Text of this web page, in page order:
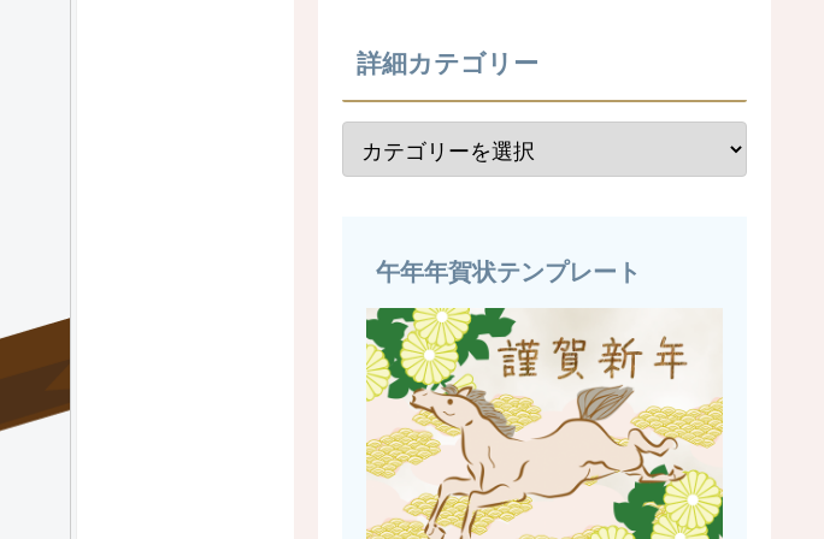
詳細カテゴリー
午年年賀状テンプレート